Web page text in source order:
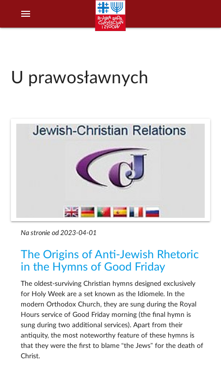
menu
U prawosławnych
Na stronie od 2023-04-01
The Origins of Anti-Jewish Rhetoric
in the Hymns of Good Friday
The oldest-surviving Christian hymns designed exclusively
for Holy Week are a set known as the Idiomele. In the
modern Orthodox Church, they are sung during the Royal
Hours service of Good Friday morning (the final hymn is
sung during two additional services). Apart from their
antiquity, the most noteworthy feature of these hymns is
that they were the first to blame “the Jews” for the death of
Christ.